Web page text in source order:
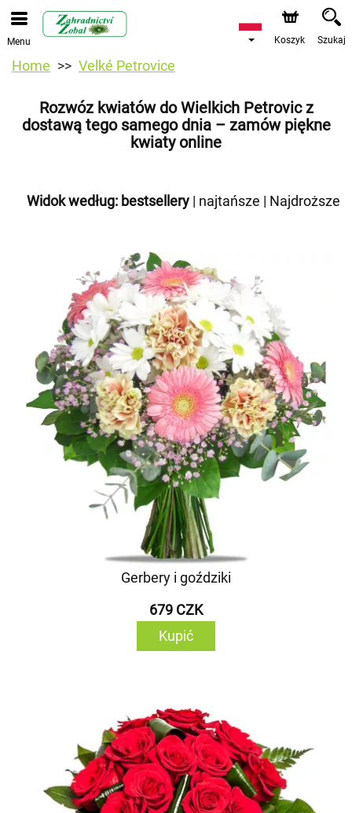
Menu Koszyk Szukaj
Home Velké Petrovice
Rozwóz kwiatów do Wielkich Petrovic z
dostawą tego samego dnia – zamów piękne
kwiaty online
Widok według: bestsellery | najtańsze | Najdroższe
Gerbery i goździki
679 CZK
Kupić